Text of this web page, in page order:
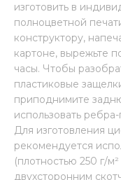
изготовить в
полноцветной
конструктору,
картоне, вырежьте
часы. Чтобы
пластиковые
приподнимите
использовать
Для изготовления
рекомендуется
(плотностью 250 г/
двухсторонним